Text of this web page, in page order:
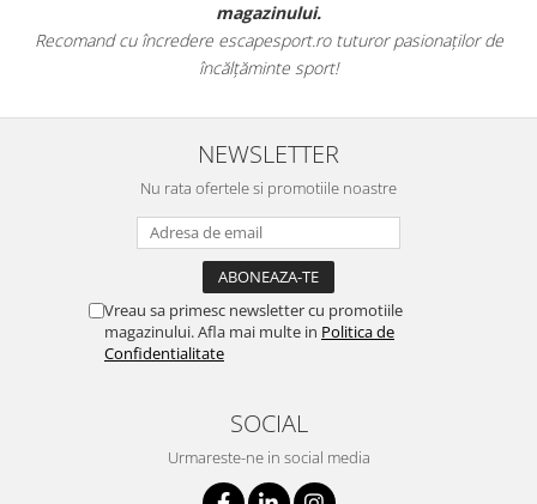
magazinului.
Recomand cu încredere escapesport.ro tuturor pasionaților de
încălțăminte sport!
NEWSLETTER
Nu rata ofertele si promotiile noastre
Vreau sa primesc newsletter cu promotiile
magazinului. Afla mai multe in Politica de
Confidentialitate
SOCIAL
Urmareste-ne in social media